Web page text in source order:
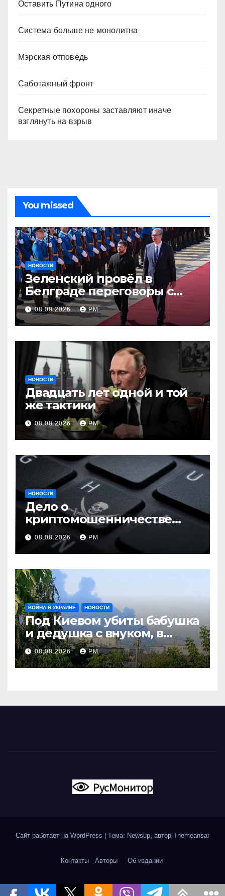
Оставить Путина одного
Система больше не монолитна
Мэрская отповедь
Саботажный фронт
Секретные похороны заставляют иначе
взглянуть на взрыв
You missed
НОВОСТИ
Зеленский провёл в
Белграде переговоры с
Вучичем
08.08.2026 РМ
НОВОСТИ
Двадцать лет одной и той
же тактики
08.08.2026 РМ
НОВОСТИ
Дело о
криптомошенничестве
оборачивают в содействие
терроризму
08.08.2026 РМ
ВОЙНА В УКРАИНЕ НОВОСТИ
Под Киевом убиты бабушка
и дедушка с внуком, в
Поволжье и на Кубани
вновь горят НПЗ
08.08.2026 РМ
Сайт работает на WordPress Тема: Newsup, автор Themeansar
Контакты Авторы Об издании